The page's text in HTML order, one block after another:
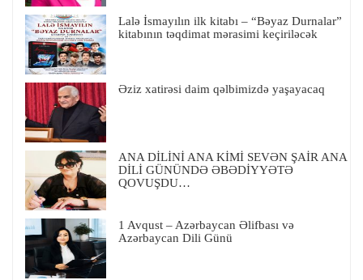
Lalə İsmayılın ilk kitabı – “Bəyaz Durnalar”
kitabının təqdimat mərasimi keçiriləcək
Əziz xatirəsi daim qəlbimizdə yaşayacaq
ANA DİLİNİ ANA KİMİ SEVƏN ŞAİR ANA
DİLİ GÜNÜNDƏ ƏBƏDİYYƏTƏ
QOVUŞDU…
1 Avqust – Azərbaycan Əlifbası və
Azərbaycan Dili Günü